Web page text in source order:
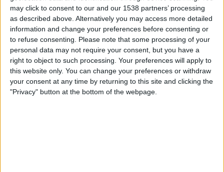
may click to consent to our and our 1538 partners’ processing
as described above. Alternatively you may access more detailed
information and change your preferences before consenting or
to refuse consenting.
Please note that some processing of your
personal data may not require your consent, but you have a
right to object to such processing. Your preferences will apply to
this website only. You can change your preferences or withdraw
your consent at any time by returning to this site and clicking the
"Privacy" button at the bottom of the webpage.
permeté l’elecció per via telemàtica. El resultat,
però, ha estat lluny de ser el que els ultres
esperaven o, si més no, desitjaven.
Les xifres ara publicades pel Govern no deixen cap
escletxa per al dubte. El80,5% dels pares han
triat l’ensenyament en català per als seus
fills,mentre que el 19,5% han optat pel castellà.